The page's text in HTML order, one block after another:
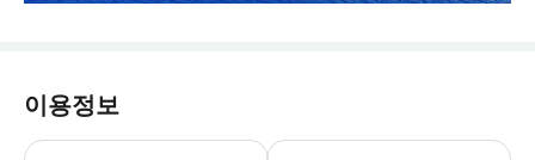
이용정보
- Tip: * 수영복, 수건, 아쿠아슈즈, 선